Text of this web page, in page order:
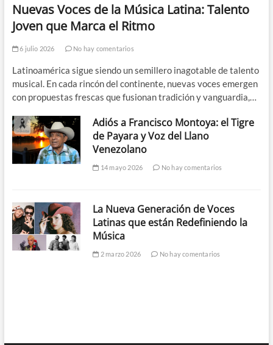
Nuevas Voces de la Música Latina: Talento
Joven que Marca el Ritmo
6 julio 2026 No hay comentarios
Latinoamérica sigue siendo un semillero inagotable de talento
musical. En cada rincón del continente, nuevas voces emergen
con propuestas frescas que fusionan tradición y vanguardia,…
Adiós a Francisco Montoya: el Tigre
de Payara y Voz del Llano
Venezolano
14 mayo 2026 No hay comentarios
La Nueva Generación de Voces
Latinas que están Redefiniendo la
Música
2 marzo 2026 No hay comentarios